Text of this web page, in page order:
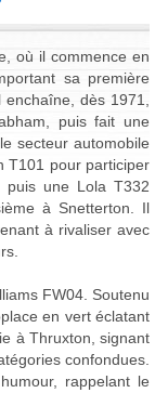
où il commence en
sa première
dès 1971,
puis fait une
secteur automobile
T101 pour participer
puis une Lola T332
à Snetterton. Il
à rivaliser avec
FW04. Soutenu
en vert éclatant
à Thruxton, signant
confondues.
rappelant le